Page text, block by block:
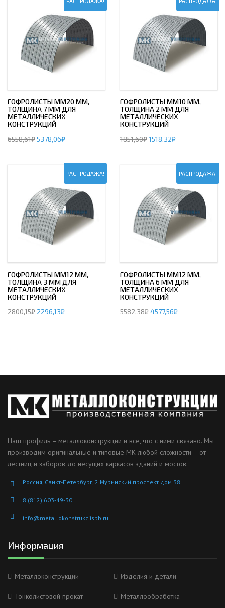
ГОФРОЛИСТЫ ММ20 ММ,
ТОЛЩИНА 7 ММ ДЛЯ
МЕТАЛЛИЧЕСКИХ
КОНСТРУКЦИЙ
6558,61₽5378,06₽
ГОФРОЛИСТЫ ММ10 ММ,
ТОЛЩИНА 2 ММ ДЛЯ
МЕТАЛЛИЧЕСКИХ
КОНСТРУКЦИЙ
1851,60₽1518,32₽
РАСПРОДАЖА!
ГОФРОЛИСТЫ ММ12 ММ,
ТОЛЩИНА 3 ММ ДЛЯ
МЕТАЛЛИЧЕСКИХ
КОНСТРУКЦИЙ
2800,15₽ 2296,13₽
РАСПРОДАЖА!
ГОФРОЛИСТЫ ММ12 ММ,
ТОЛЩИНА 6 ММ ДЛЯ
МЕТАЛЛИЧЕСКИХ
КОНСТРУКЦИЙ
5582,38₽4577,56₽
Наш профиль – металлоконструкции и все, что с ними связано. Мы
производим оригинальные и типовые МК любой сложности – от
лестниц и заборов до несущих каркасов зданий и мостов.
Россия, Санкт-Петербург, 2 Муринский проспект дом 38
8 (812) 603-49-30
info@metallokonstrukciispb.ru
Информация
Металлоконструкции Изделия и детали
Тонколистовой прокат Металлообработка